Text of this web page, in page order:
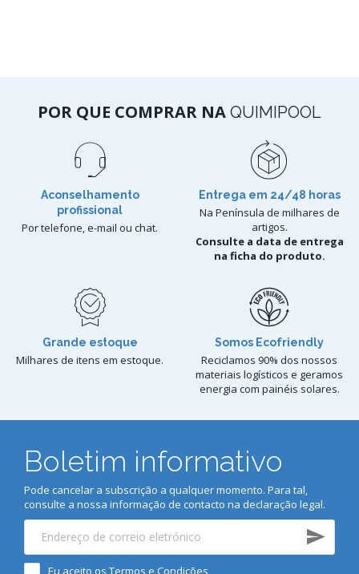
POR QUE COMPRAR NA QUIMIPOOL
Aconselhamento
profissional
Por telefone, e-mail ou chat.
Entrega em 24/48 horas
Na Península de milhares de
artigos.
Consulte a data de entrega
na ficha do produto.
Grande estoque
Milhares de itens em estoque.
Somos Ecofriendly
Reciclamos 90% dos nossos
materiais logísticos e geramos
energia com painéis solares.
Boletim informativo
Pode cancelar a subscrição a qualquer momento. Para tal,
consulte a nossa informação de contacto na declaração legal.
Eu aceito os Termos e Condições